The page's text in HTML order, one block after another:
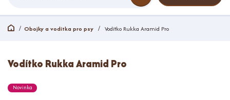
Obojky a vodítka pro psy Vodítko Rukka Aramid Pro
Vodítko Rukka Aramid Pro
Novinka